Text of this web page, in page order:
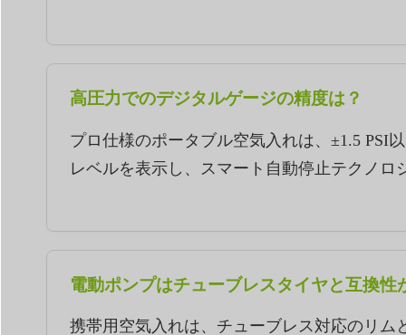
高圧力でのデジタルゲージの精度は？
プロ仕様のポータブル空気入れは、±1.5 PSI
レベルを表示し、スマート自動停止テクノ
電動ポンプはチューブレスタイヤと互換性
携帯用空気入れは、チューブレス対応のリ